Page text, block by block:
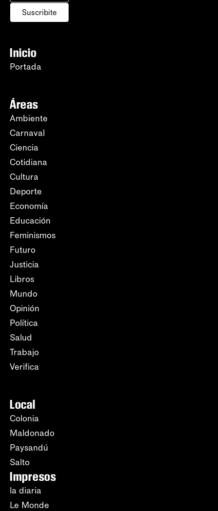
Suscribite
Inicio
Portada
Áreas
Ambiente
Carnaval
Ciencia
Cotidiana
Cultura
Deporte
Economía
Educación
Feminismos
Futuro
Justicia
Libros
Mundo
Opinión
Política
Salud
Trabajo
Verifica
Local
Colonia
Maldonado
Paysandú
Salto
Impresos
la diaria
Le Monde